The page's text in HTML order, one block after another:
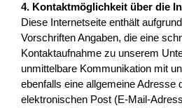
4. Kontaktmöglichkeit über die
Diese Internetseite enthält
Vorschriften Angaben, die eine
Kontaktaufnahme zu unserem
unmittelbare Kommunikation mit
ebenfalls eine allgemeine Adresse
elektronischen Post (E-Mail-